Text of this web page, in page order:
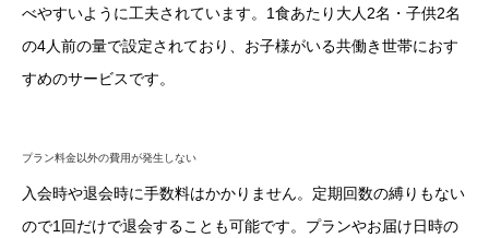
べやすいように工夫されています。1食あたり大人2名・子供2名
の4人前の量で設定されており、お子様がいる共働き世帯におす
すめのサービスです。
プラン料金以外の費用が発生しない
入会時や退会時に手数料はかかりません。定期回数の縛りもない
ので1回だけで退会することも可能です。プランやお届け日時の